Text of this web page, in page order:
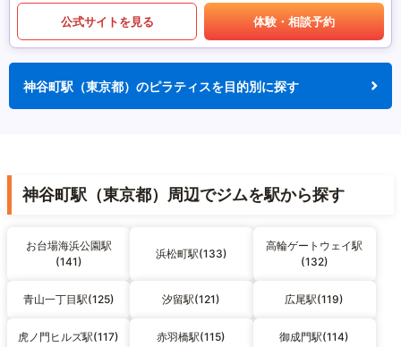
公式サイトを見る 体験・相談予約
神谷町駅（東京都）のピラティスを目的別に探す
神谷町駅（東京都）周辺でジムを駅から探す
お台場海浜公園駅
(141)
浜松町駅(133)
高輪ゲートウェイ駅
(132)
青山一丁目駅(125) 汐留駅(121) 広尾駅(119)
虎ノ門ヒルズ駅(117) 赤羽橋駅(115) 御成門駅(114)